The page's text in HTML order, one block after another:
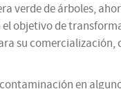
verde de árboles,
objetivo de
su
en